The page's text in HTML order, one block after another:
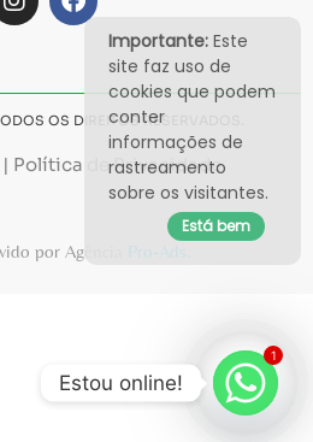
OS DIREITOS RESERVADOS.
| Política de Privacidade
por Agência Pro-Ads
Importante: Este
site faz uso de
cookies que podem
conter
informações de
rastreamento
sobre os visitantes.
Está bem
1
Estou online!